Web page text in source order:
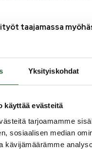
Yksityiskohdat
käyttää evästeitä
tarjoamamme
sosiaalisen median
kävijämäärämme
taajamassa
KAIKKI